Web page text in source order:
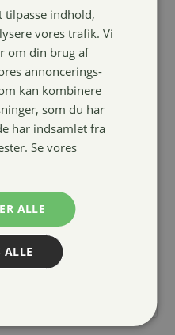
Nathalie
Alcogel Clean
ml
32,00
tilpasse indhold,
vores trafik. Vi
om din brug af
annoncerings-
kan kombinere
som du har
har indsamlet fra
Se vores
ALLE
ALLE